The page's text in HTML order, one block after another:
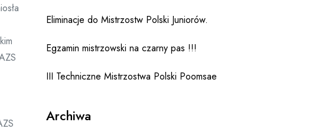
Eliminacje do Mistrzostw Polski Juniorów.
Egzamin mistrzowski na czarny pas !!!
III Techniczne Mistrzostwa Polski Poomsae
Archiwa